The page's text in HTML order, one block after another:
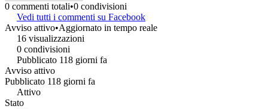
0 commenti totali•0 condivisioni
Vedi tutti i commenti su Facebook
Avviso attivo•Aggiornato in tempo reale
16 visualizzazioni
0 condivisioni
Pubblicato 118 giorni fa
Avviso attivo
Pubblicato 118 giorni fa
Attivo
Stato